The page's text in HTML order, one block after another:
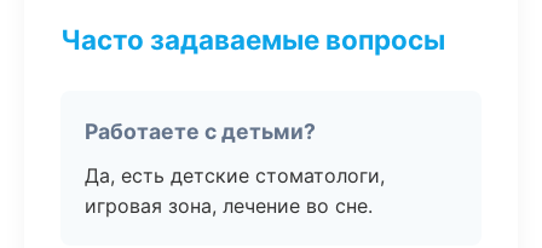
Часто задаваемые вопросы
Работаете с детьми?
Да, есть детские стоматологи,
игровая зона, лечение во сне.